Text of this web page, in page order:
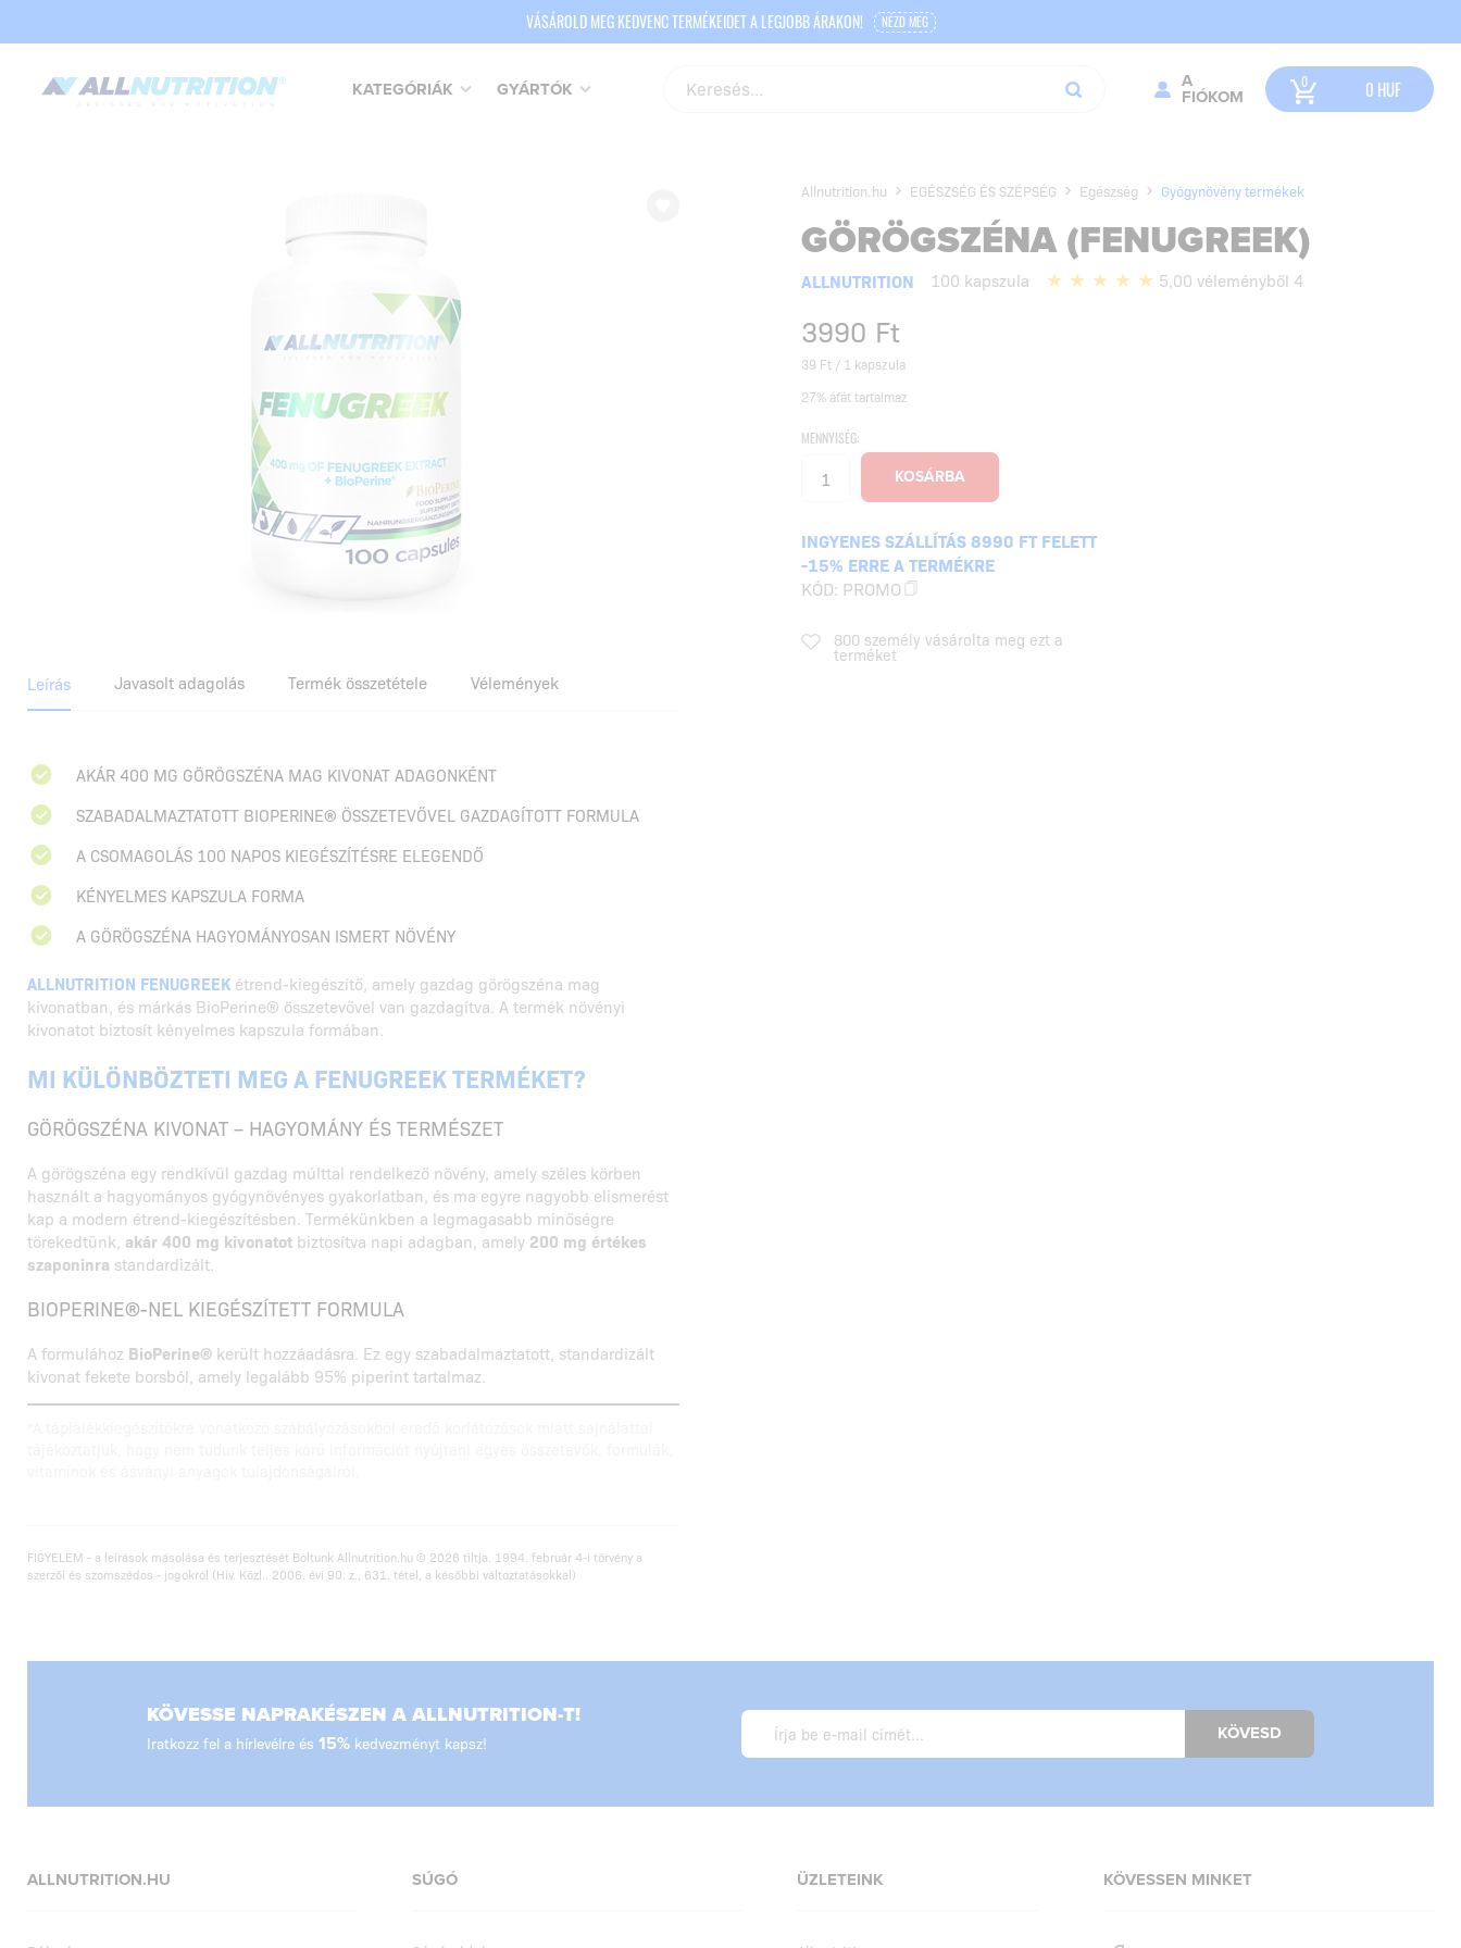
VÁSÁROLD MEG KEDVENC TERMÉKEIDET A LEGJOBB ÁRAKON! NÉZD MEG
KATEGÓRIÁK GYÁRTÓK
A
FIÓKOM
0 HUF
Allnutrition.hu EGÉSZSÉG ÉS SZÉPSÉG Egészség Gyógynövény termékek
GÖRÖGSZÉNA (FENUGREEK)
ALLNUTRITION 100 kapszula 5,00 véleményből 4
3990 Ft
39 Ft / 1 kapszula
27% áfát tartalmaz
MENNYISÉG:
INGYENES SZÁLLÍTÁS 8990 FT FELETT
-15% ERRE A TERMÉKRE
KÓD: PROMO
800 személy vásárolta meg ezt a
terméket
Leírás Javasolt adagolás Termék összetétele Vélemények
AKÁR 400 MG GÖRÖGSZÉNA MAG KIVONAT ADAGONKÉNT
SZABADALMAZTATOTT BIOPERINE® ÖSSZETEVŐVEL GAZDAGÍTOTT FORMULA
A CSOMAGOLÁS 100 NAPOS KIEGÉSZÍTÉSRE ELEGENDŐ
KÉNYELMES KAPSZULA FORMA
A GÖRÖGSZÉNA HAGYOMÁNYOSAN ISMERT NÖVÉNY
ALLNUTRITION FENUGREEK étrend-kiegészítő, amely gazdag görögszéna mag
kivonatban, és márkás BioPerine® összetevővel van gazdagítva. A termék növényi
kivonatot biztosít kényelmes kapszula formában.
MI KÜLÖNBÖZTETI MEG A FENUGREEK TERMÉKET?
GÖRÖGSZÉNA KIVONAT – HAGYOMÁNY ÉS TERMÉSZET
A görögszéna egy rendkívül gazdag múlttal rendelkező növény, amely széles körben
használt a hagyományos gyógynövényes gyakorlatban, és ma egyre nagyobb elismerést
kap a modern étrend-kiegészítésben. Termékünkben a legmagasabb minőségre
törekedtünk, akár 400 mg kivonatot biztosítva napi adagban, amely 200 mg értékes
szaponinra standardizált.
BIOPERINE®-NEL KIEGÉSZÍTETT FORMULA
A formulához BioPerine® került hozzáadásra. Ez egy szabadalmaztatott, standardizált
kivonat fekete borsból, amely legalább 95% piperint tartalmaz.
FIGYELEM - a leírások másolása és terjesztését Boltunk Allnutrition.hu © 2026 tiltja. 1994. február 4-i törvény a
szerzői és szomszédos - jogokról (Hiv. Közl.. 2006. évi 90. z., 631. tétel, a későbbi változtatásokkal)
KÖVESSE NAPRAKÉSZEN A ALLNUTRITION-T!
Iratkozz fel a hírlevélre és 15% kedvezményt kapsz! KÖVESD
ALLNUTRITION.HU SÚGÓ ÜZLETEINK KÖVESSEN MINKET